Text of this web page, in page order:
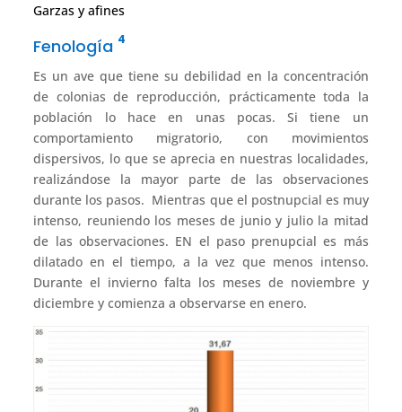
Garzas y afines
Fenología 4
Es un ave que tiene su debilidad en la concentración
de colonias de reproducción, prácticamente toda la
población lo hace en unas pocas. Si tiene un
comportamiento migratorio, con movimientos
dispersivos, lo que se aprecia en nuestras localidades,
realizándose la mayor parte de las observaciones
durante los pasos. Mientras que el postnupcial es muy
intenso, reuniendo los meses de junio y julio la mitad
de las observaciones. EN el paso prenupcial es más
dilatado en el tiempo, a la vez que menos intenso.
Durante el invierno falta los meses de noviembre y
diciembre y comienza a observarse en enero.